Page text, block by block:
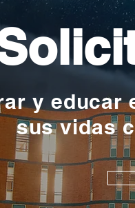
y educar
sus vidas